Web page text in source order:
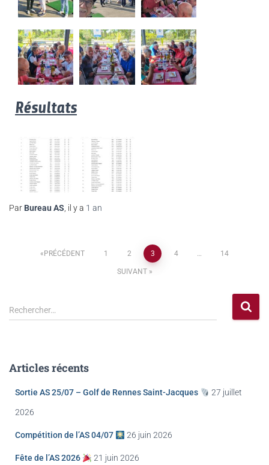
Résultats
Par Bureau AS, il y a 1 an
PRÉCÉDENT 1 2 3 4 … 14
SUIVANT
Rechercher…
Articles récents
Sortie AS 25/07 – Golf de Rennes Saint-Jacques 27 juillet
2026
Compétition de l’AS 04/07 26 juin 2026
Fête de l’AS 2026 21 juin 2026